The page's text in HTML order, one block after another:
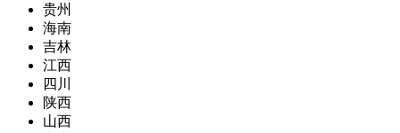
贵州
海南
吉林
江西
四川
陕西
山西